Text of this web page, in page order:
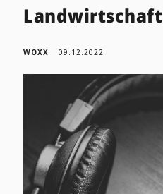
Landwirtschaft
WOXX 09.12.2022